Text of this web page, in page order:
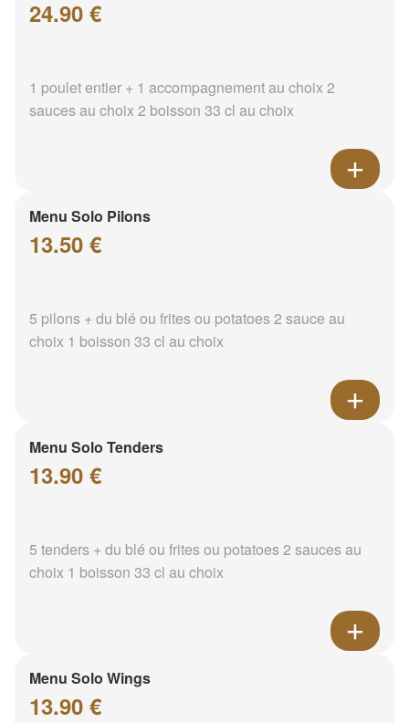
24.90 €
1 poulet entier + 1 accompagnement au choix 2
sauces au choix 2 boisson 33 cl au choix
Menu Solo Pilons
13.50 €
5 pilons + du blé ou frites ou potatoes 2 sauce au
choix 1 boisson 33 cl au choix
Menu Solo Tenders
13.90 €
5 tenders + du blé ou frites ou potatoes 2 sauces au
choix 1 boisson 33 cl au choix
Menu Solo Wings
13.90 €